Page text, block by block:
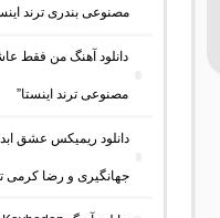
مصنوعی بندری ترند
مصنوعی ترند اینستا”
دانلود ریمیکس عشق
جهانگیری و رضا کرمی